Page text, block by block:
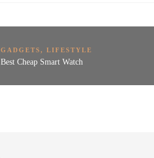
GADGETS,LIFESTYLE
Best Cheap Smart Watch